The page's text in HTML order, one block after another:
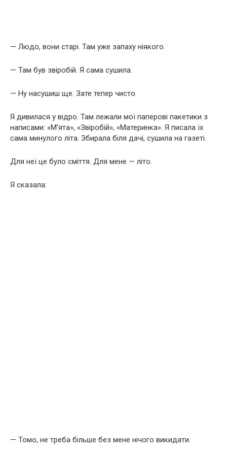
— Людо, вони старі. Там уже запаху ніякого.
— Там був звіробій. Я сама сушила.
— Ну насушиш ще. Зате тепер чисто.
Я дивилася у відро. Там лежали мої паперові пакетики з
написами: «М’ята», «Звіробій», «Материнка». Я писала їх
сама минулого літа. Збирала біля дачі, сушила на газеті.
Для неї це було сміття. Для мене — літо.
Я сказала:
— Томо, не треба більше без мене нічого викидати.